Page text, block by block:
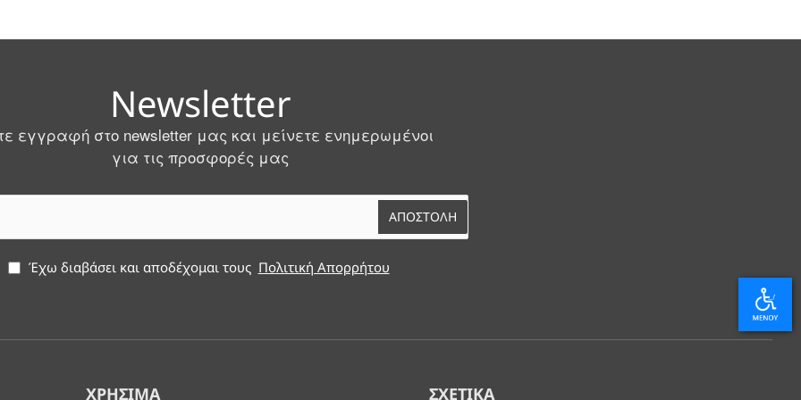
Newsletter
εγγραφή στο newsletter μας και μείνετε ενημερωμένοι
για τις προσφορές μας
ΑΠΟΣΤΟΛΗ
Έχω διαβάσει και αποδέχομαι τους Πολιτική Απορρήτου
ΧΡΉΣΙΜΑ ΣΧΕΤΙΚΆ